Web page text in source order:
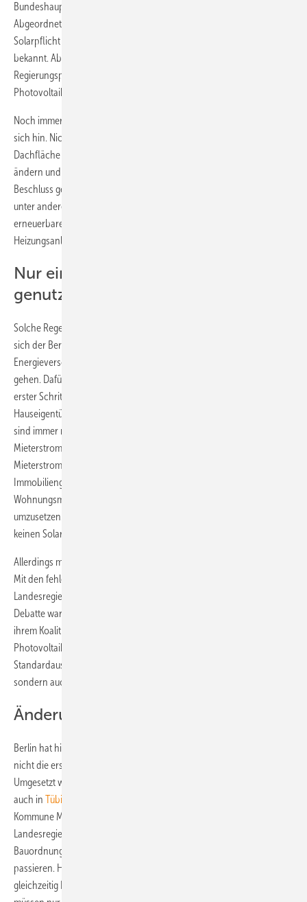
Bundeshauptstadt auf Trab bringen. Die Fraktion von B90/Grüne im
Abgeordnetenhaus – dem Berliner Landtag – hat beschlossen, eine
Solarpflicht einzuführen. Genauere Einzelheiten sind noch nicht
bekannt. Aber klar ist schon, dass die Grünen – immerhin
Regierungspartner in Berlin – auf allen Neubauten eine
Photovoltaikanlage sehen wollen.
Noch immer dümpelt die Energiewende in der Bundeshauptstadt vor
sich hin. Nicht einmal ein Prozent der potenziell nutzbaren
Dachfläche ist mit Solarmodulen belegt. Das wollen die Grünen
ändern und das errechnete Potenzial von 2.400 Hektar heben. Zum
Beschluss gehört auch der Einsatz für bessere Rahmenbedingungen,
unter anderem für Mieterstrom. Zudem soll der Einsatz von
erneuerbaren Energien bei der Sanierung und beim Neubau von
Heizungsanlagen vorgeschrieben werden.
Nur ein Teil des Potenzials wird
genutzt
Solche Regelungen sind leider dringend notwendig. Schließlich hat
sich der Berliner Senat ein ambitioniertes Ziel gesetzt. Bis 2050 soll die
Energieversorgung in der Bundeshauptstadt klimaneutral vonstatten
gehen. Dafür ist die Einrichtung einer Solarberatungsstelle nur ein
erster Schritt. Ohne die Immobiliengesellschaften und
Hauseigentümer direkt in die Pflicht zu nehmen, wird das nichts. Zwar
sind immer mehr Eigentümer von Mehrfamilienhäusern an solchen
Mieterstromprojekten interessiert. Doch selbst wenn es für
Mieterstromprojekte einfacher wird, besteht für große
Immobiliengesellschaften als Vermieter angesichts des angespannten
Wohnungsmarktes nur ein geringer Anreiz, solche Projekte tatsächlich
umzusetzen. Schließlich stehen die Mieter Schlange, auch wenn es
keinen Solarstrom vom Dach des Mietshauses gibt.
Allerdings muss hier auch der Senat mit gutem Beispiel vorangehen.
Mit den fehlenden Solaranlagen auf Schulneubauten hat sich die
Landesregierung ein veritables Eigentor geschossen. Allein die
Debatte war schon ein Offenbarungseid. Hier müssen die Grünen
ihrem Koalitionspartner noch ordentlich Druck machen, so dass die
Photovoltaikanlage und die regenerativ betriebene Heizung zur
Standardausrüstung nicht nur bei den landeseigenen Neubauten,
sondern auch im Gebäudebestand wird.
Änderung der Bauordnung im Blick
Berlin hat hier einen entscheidenden Vorteil. Die Bundeshauptstadt ist
nicht die erste Kommune, die mit einer Solarpflicht liebäugelt.
Umgesetzt wird sie bisher in Deutschland in Waiblingen und jüngst
auch in Tübingen
Kommune Marburg wurden seinerzeit von der CDU-FDP-
Landesregierung in Wiesbaden ausgebremst, indem einfach die
Bauordnung des Landes geändert wurde. Das kann in Berlin nicht
passieren. Hier ist es relativ einfach. Schließlich ist die Stadt
gleichzeitig Bundesland und die Bauordnung ist Ländersache. Jetzt